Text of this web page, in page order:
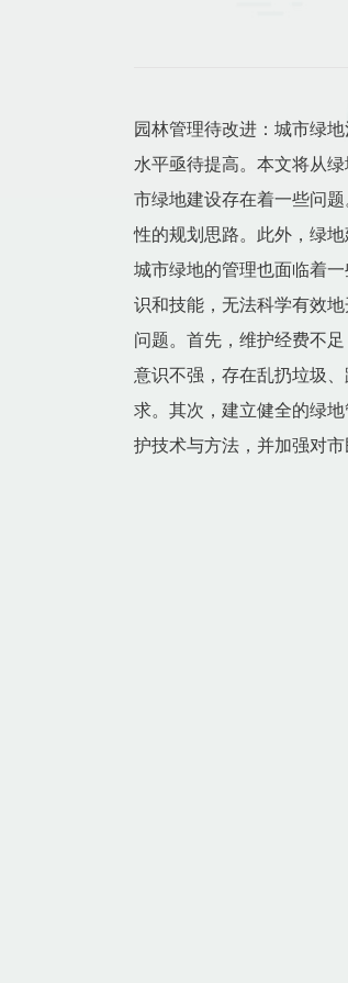
园林管理待改进：城市绿
水平亟待提高。本文将从
市绿地建设存在着一些问
性的规划思路。此外，绿
城市绿地的管理也面临着
识和技能，无法科学有效
问题。首先，维护经费不
意识不强，存在乱扔垃圾
求。其次，建立健全的绿
护技术与方法，并加强对